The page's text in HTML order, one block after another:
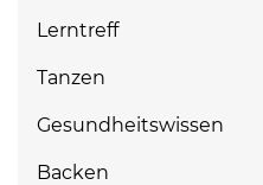
Lerntreff
Tanzen
Gesundheitswissen
Backen